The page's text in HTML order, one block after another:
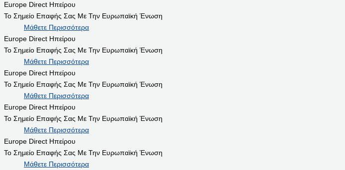
Europe Direct Ηπείρου
Το Σημείο Επαφής Σας Με Την Ευρωπαϊκή Ένωση
Μάθετε Περισσότερα
Europe Direct Ηπείρου
Το Σημείο Επαφής Σας Με Την Ευρωπαϊκή Ένωση
Μάθετε Περισσότερα
Europe Direct Ηπείρου
Το Σημείο Επαφής Σας Με Την Ευρωπαϊκή Ένωση
Μάθετε Περισσότερα
Europe Direct Ηπείρου
Το Σημείο Επαφής Σας Με Την Ευρωπαϊκή Ένωση
Μάθετε Περισσότερα
Europe Direct Ηπείρου
Το Σημείο Επαφής Σας Με Την Ευρωπαϊκή Ένωση
Μάθετε Περισσότερα